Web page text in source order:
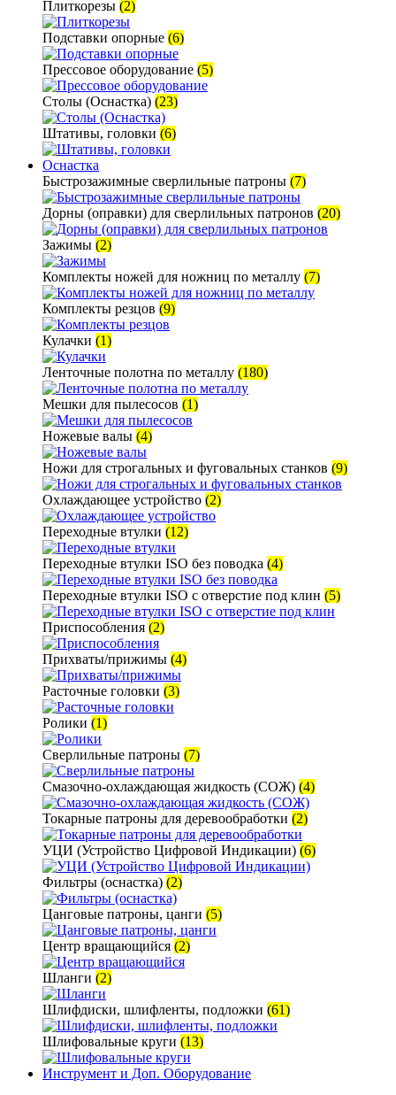
Плиткорезы (2)
Подставки опорные (6)
Прессовое оборудование (5)
Столы (Оснастка) (23)
Штативы, головки (6)
Оснастка
Быстрозажимные сверлильные патроны (7)
Дорны (оправки) для сверлильных патронов (20)
Зажимы (2)
Комплекты ножей для ножниц по металлу (7)
Комплекты резцов (9)
Кулачки (1)
Ленточные полотна по металлу (180)
Мешки для пылесосов (1)
Ножевые валы (4)
Ножи для строгальных и фуговальных станков (9)
Охлаждающее устройство (2)
Переходные втулки (12)
Переходные втулки ISO без поводка (4)
Переходные втулки ISO с отверстие под клин (5)
Приспособления (2)
Прихваты/прижимы (4)
Расточные головки (3)
Ролики (1)
Сверлильные патроны (7)
Смазочно-охлаждающая жидкость (СОЖ) (4)
Токарные патроны для деревообработки (2)
УЦИ (Устройство Цифровой Индикации) (6)
Фильтры (оснастка) (2)
Цанговые патроны, цанги (5)
Центр вращающийся (2)
Шланги (2)
Шлифдиски, шлифленты, подложки (61)
Шлифовальные круги (13)
Инструмент и Доп. Оборудование